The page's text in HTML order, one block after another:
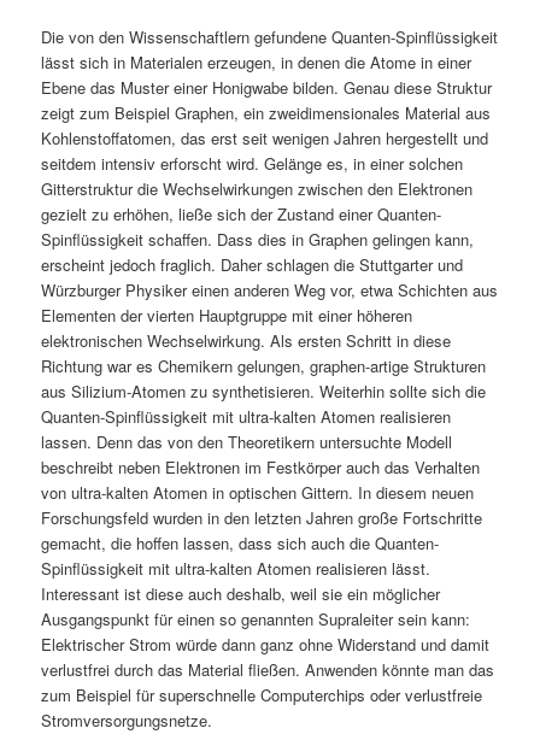
Die von den Wissenschaftlern gefundene Quanten-Spinflüssigkeit
lässt sich in Materialen erzeugen, in denen die Atome in einer
Ebene das Muster einer Honigwabe bilden. Genau diese Struktur
zeigt zum Beispiel Graphen, ein zweidimensionales Material aus
Kohlenstoffatomen, das erst seit wenigen Jahren hergestellt und
seitdem intensiv erforscht wird. Gelänge es, in einer solchen
Gitterstruktur die Wechselwirkungen zwischen den Elektronen
gezielt zu erhöhen, ließe sich der Zustand einer Quanten-
Spinflüssigkeit schaffen. Dass dies in Graphen gelingen kann,
erscheint jedoch fraglich. Daher schlagen die Stuttgarter und
Würzburger Physiker einen anderen Weg vor, etwa Schichten aus
Elementen der vierten Hauptgruppe mit einer höheren
elektronischen Wechselwirkung. Als ersten Schritt in diese
Richtung war es Chemikern gelungen, graphen-artige Strukturen
aus Silizium-Atomen zu synthetisieren. Weiterhin sollte sich die
Quanten-Spinflüssigkeit mit ultra-kalten Atomen realisieren
lassen. Denn das von den Theoretikern untersuchte Modell
beschreibt neben Elektronen im Festkörper auch das Verhalten
von ultra-kalten Atomen in optischen Gittern. In diesem neuen
Forschungsfeld wurden in den letzten Jahren große Fortschritte
gemacht, die hoffen lassen, dass sich auch die Quanten-
Spinflüssigkeit mit ultra-kalten Atomen realisieren lässt.
Interessant ist diese auch deshalb, weil sie ein möglicher
Ausgangspunkt für einen so genannten Supraleiter sein kann:
Elektrischer Strom würde dann ganz ohne Widerstand und damit
verlustfrei durch das Material fließen. Anwenden könnte man das
zum Beispiel für superschnelle Computerchips oder verlustfreie
Stromversorgungsnetze.